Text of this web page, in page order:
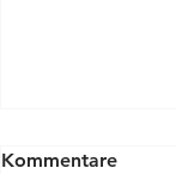
Kommentare